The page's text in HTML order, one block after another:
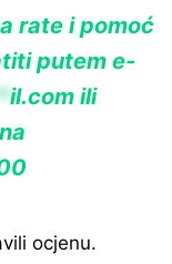
rate i pomoć
putem e-
il.com ili
ocjenu.